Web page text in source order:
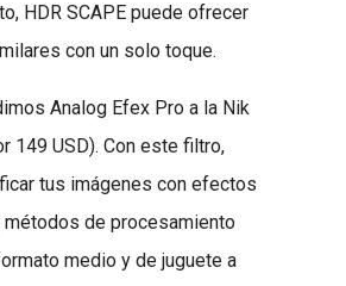
HDR SCAPE puede ofrecer
con un solo toque.
Analog Efex Pro a la Nik
149 USD). Con este filtro,
tus imágenes con efectos
métodos de procesamiento
medio y de juguete a